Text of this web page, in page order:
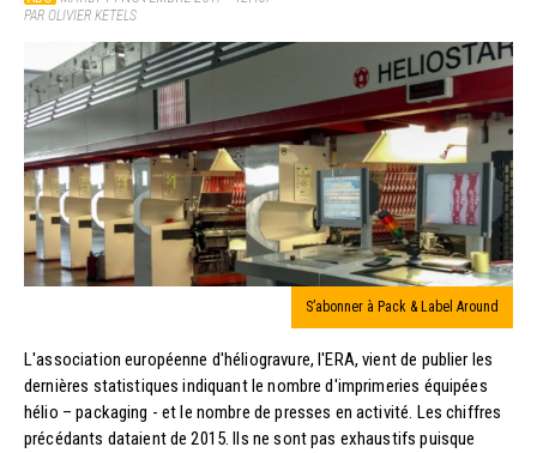
PAR OLIVIER KETELS
S’abonner à Pack & Label Around
L'association européenne d'héliogravure, l'ERA, vient de publier les
dernières statistiques indiquant le nombre d'imprimeries équipées
hélio – packaging - et le nombre de presses en activité. Les chiffres
précédants dataient de 2015. Ils ne sont pas exhaustifs puisque